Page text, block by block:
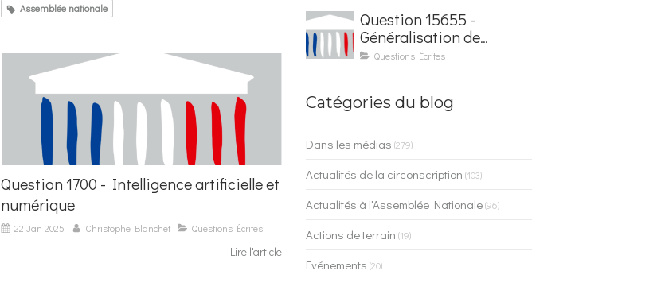
Assemblée nationale
Question 1700 - Intelligence artificielle et
numérique
22 Jan 2025 Christophe Blanchet Questions Écrites
Lire l'article
Question 15655 -
Généralisation de
l'application France
Questions Écrites
Catégories du blog
Dans les médias (279)
Actualités de la circonscription (103)
Actualités à l'Assemblée Nationale(96)
Actions de terrain (19)
Evénements (20)